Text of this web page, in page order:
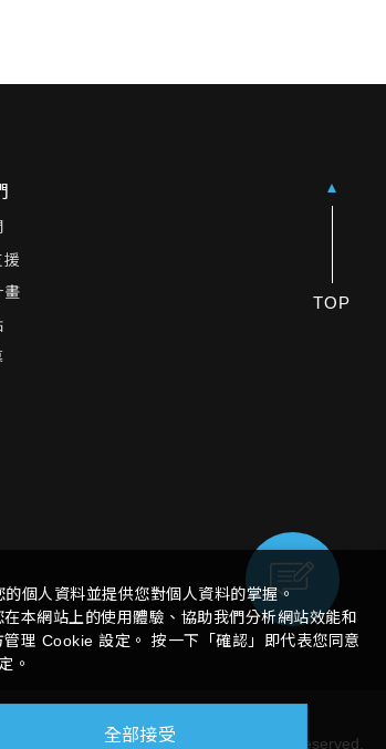
畫
TOP
© Giga Computing Co., Ltd. All Rights Reserved.
個人資料並提供您對個人資料的掌握。
本網站上的使用體驗、協助我們分析網站效能和
理 Cookie 設定。 按一下「確認」即代表您同意
。
全部接受